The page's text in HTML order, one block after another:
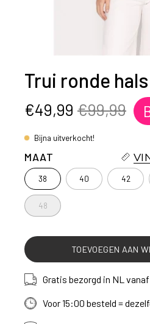
Trui ronde hals
€49,99 €99,99
Bijna uitverkocht!
MAAT
38 40 42
48
TOEVOEGEN AAN
Gratis bezorgd in NL
Voor 15:00 besteld =